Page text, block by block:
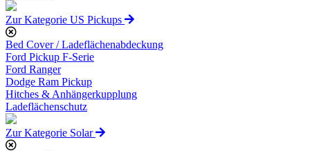
Zur Kategorie US Pickups
Bed Cover / Ladeflächenabdeckung
Ford Pickup F-Serie
Ford Ranger
Dodge Ram Pickup
Hitches & Anhängerkupplung
Ladeflächenschutz
Zur Kategorie Solar